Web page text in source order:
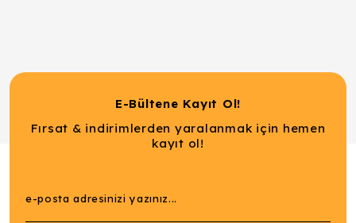
E-Bültene Kayıt Ol!
Fırsat & indirimlerden yaralanmak için hemen
kayıt ol!